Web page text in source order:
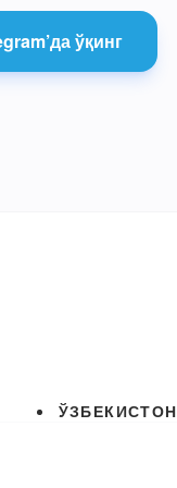
ўқинг
ЎЗБЕКИСТОН